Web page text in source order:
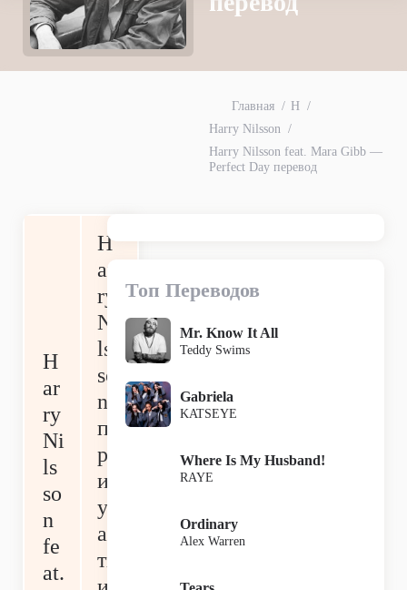
Главная
H
Harry Nilsson
Harry Nilsson feat. Mara Gibb —
Perfect Day перевод
H
ar
ry
Ni
ls
so
n
fe
at.
H
ar
ry
Ni
ls
so
n
п
р
и
уч
ас
ти
Топ Переводов
Mr. Know It All
Teddy Swims
Gabriela
KATSEYE
Where Is My Husband!
RAYE
Ordinary
Alex Warren